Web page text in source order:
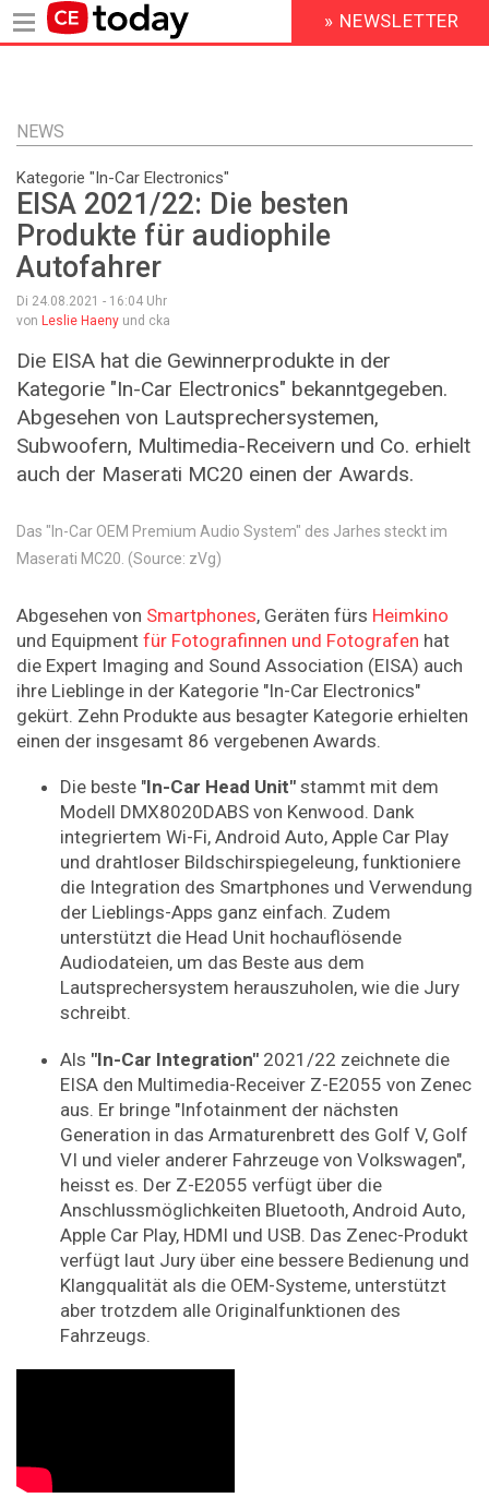
Inhalt
HEADER
MENU
» NEWSLETTER
NEWS
Kategorie "In-Car Electronics"
EISA 2021/22: Die besten
Produkte für audiophile
Autofahrer
Di 24.08.2021 - 16:04 Uhr
von Leslie Haeny und cka
Die EISA hat die Gewinnerprodukte in der
Kategorie "In-Car Electronics" bekanntgegeben.
Abgesehen von Lautsprechersystemen,
Subwoofern, Multimedia-Receivern und Co. erhielt
auch der Maserati MC20 einen der Awards.
Das "In-Car OEM Premium Audio System" des Jarhes steckt im
Maserati MC20. (Source: zVg)
Abgesehen von Smartphones, Geräten fürs Heimkino
und Equipment für Fotografinnen und Fotografen hat
die Expert Imaging and Sound Association (EISA) auch
ihre Lieblinge in der Kategorie "In-Car Electronics"
gekürt. Zehn Produkte aus besagter Kategorie erhielten
einen der insgesamt 86 vergebenen Awards.
Die beste "In-Car Head Unit" stammt mit dem
Modell DMX8020DABS von Kenwood. Dank
integriertem Wi-Fi, Android Auto, Apple Car Play
und drahtloser Bildschirspiegeleung, funktioniere
die Integration des Smartphones und Verwendung
der Lieblings-Apps ganz einfach. Zudem
unterstützt die Head Unit hochauflösende
Audiodateien, um das Beste aus dem
Lautsprechersystem herauszuholen, wie die Jury
schreibt.
Als "In-Car Integration" 2021/22 zeichnete die
EISA den Multimedia-Receiver Z-E2055 von Zenec
aus. Er bringe "Infotainment der nächsten
Generation in das Armaturenbrett des Golf V, Golf
VI und vieler anderer Fahrzeuge von Volkswagen",
heisst es. Der Z-E2055 verfügt über die
Anschlussmöglichkeiten Bluetooth, Android Auto,
Apple Car Play, HDMI und USB. Das Zenec-Produkt
verfügt laut Jury über eine bessere Bedienung und
Klangqualität als die OEM-Systeme, unterstützt
aber trotzdem alle Originalfunktionen des
Fahrzeugs.